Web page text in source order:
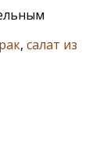
, салат из